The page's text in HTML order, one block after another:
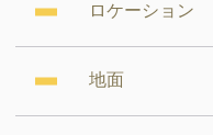
ロケーション
地面